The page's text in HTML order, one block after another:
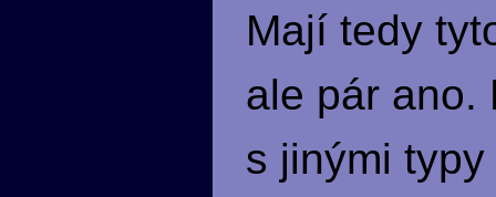
Mají tedy
ale pár ano.
s jinými